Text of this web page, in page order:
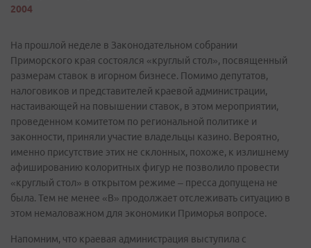
2004
На прошлой неделе в Законодательном собрании
Приморского края состоялся «круглый стол», посвященный
размерам ставок в игорном бизнесе. Помимо депутатов,
налоговиков и представителей краевой администрации,
настаивающей на повышении ставок, в этом мероприятии,
проведенном комитетом по региональной политике и
законности, приняли участие владельцы казино. Вероятно,
именно присутствие этих не склонных, похоже, к излишнему
афишированию колоритных фигур не позволило провести
«круглый стол» в открытом режиме – пресса допущена не
была. Тем не менее «В» продолжает отслеживать ситуацию в
этом немаловажном для экономики Приморья вопросе.
Напомним, что краевая администрация выступила с